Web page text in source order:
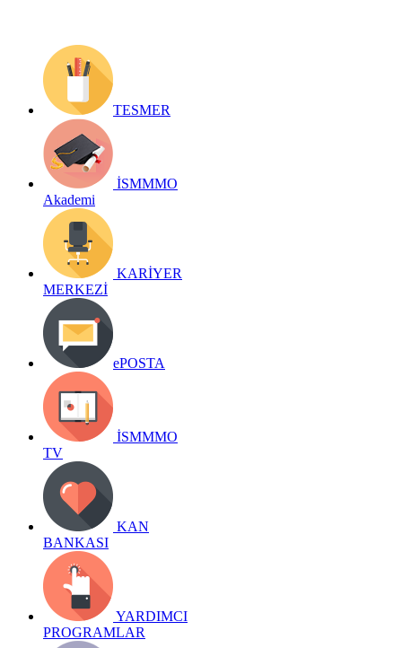
TESMER
İSMMMO
Akademi
KARİYER
MERKEZİ
ePOSTA
İSMMMO
TV
KAN
BANKASI
YARDIMCI
PROGRAMLAR